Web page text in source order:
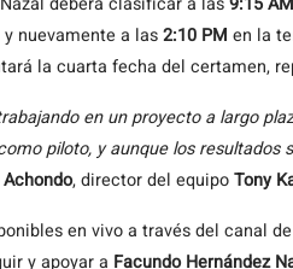
y nuevamente a las2:10 PM en la
la cuarta fecha del certamen,
en un proyecto a largo
piloto, y aunque los
, director del equipoTony
en vivo a través del canal
y apoyar a Facundo Hernández